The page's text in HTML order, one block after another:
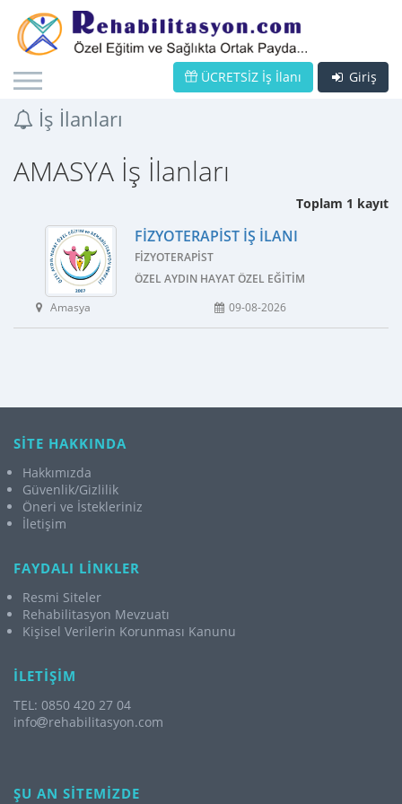
Giriş
ÜCRETSİZ İş İlanı
İş İlanları
AMASYA İş İlanları
Toplam 1 kayıt
FIZYOTERAPIST İŞ İLANI
FIZYOTERAPIST
ÖZEL AYDIN HAYAT ÖZEL EĞITIM VE
Amasya
09-08-2026
SİTE HAKKINDA
Hakkımızda
Güvenlik/Gizlilik
Öneri ve İstekleriniz
İletişim
FAYDALI LİNKLER
Resmi Siteler
Rehabilitasyon Mevzuatı
Kişisel Verilerin Korunması Kanunu
İLETİŞİM
TEL: 0850 420 27 04
info
rehabilitasyon.com
ŞU AN SİTEMİZDE